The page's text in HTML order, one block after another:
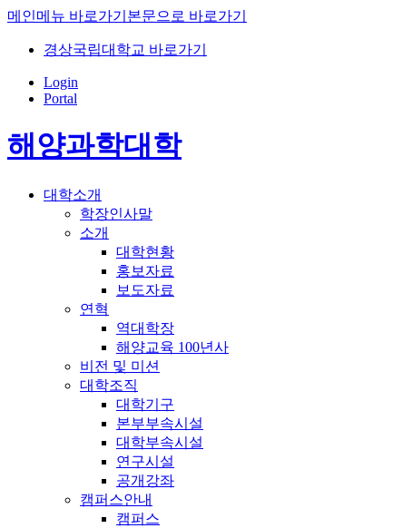
메인메뉴 바로가기 본문으로 바로가기
경상국립대학교 바로가기
Login
Portal
해양과학대학
대학소개
학장인사말
소개
대학현황
홍보자료
보도자료
연혁
역대학장
해양교육 100년사
비전 및 미션
대학조직
대학기구
본부부속시설
대학부속시설
연구시설
공개강좌
캠퍼스안내
캠퍼스